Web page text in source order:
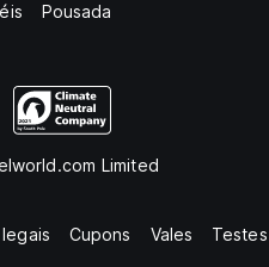
Pousada
Limited
Cupons Vales